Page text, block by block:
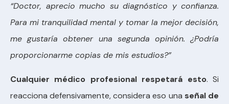
“Doctor, aprecio mucho su diagnóstico y confianza.
Para mi tranquilidad mental y tomar la mejor decisión,
me gustaría obtener una segunda opinión. ¿Podría
proporcionarme copias de mis estudios?”
Cualquier médico profesional respetará esto. Si
reacciona defensivamente, considera eso una señal de